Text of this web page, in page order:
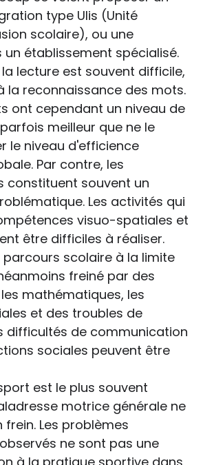
type Ulis (Unité
scolaire), ou une
établissement spécialisé.
lecture est souvent difficile,
la reconnaissance des mots.
ont cependant un niveau de
meilleur que ne le
le niveau d'efficience
Par contre, les
constituent souvent un
Les activités qui
visuo-spatiales et
être difficiles à réaliser.
parcours scolaire à la limite
freiné par des
mathématiques, les
et des troubles de
difficultés de communication
sociales peuvent être
est le plus souvent
motrice générale ne
Les problèmes
ne sont pas une